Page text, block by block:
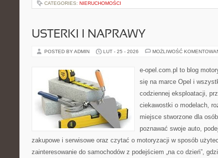
CATEGORIES: NIERUCHOMOŚCI
USTERKI I NAPRAWY
POSTED BY ADMIN LUT - 25 - 2026 MOŻLIWOŚĆ
e-opel.com.pl to blog
się na marce Opel i
codziennej eksploatacji,
ciekawostki o modelach,
miejsce stworzone dla
poznawać swoje auto,
zakupowe i serwisowe oraz czytać o motoryzacji w sposób
zainteresowanie do samochodów z podejściem „na co dzień”,